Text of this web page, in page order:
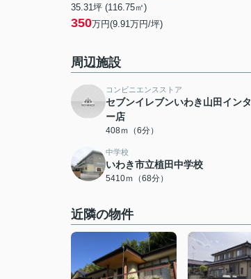
35.31坪 (116.75㎡)
350万円(9.91万円/坪)
周辺施設
コンビニエンスストア
セブンイレブンいわき山田インタ
ー店
408ｍ（6分）
中学校
いわき市立植田中学校
5410ｍ（68分）
近隣の物件